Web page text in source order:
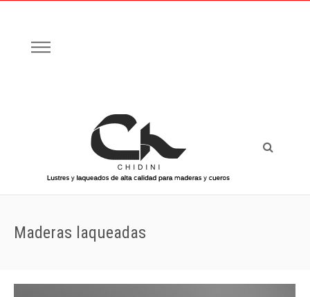
Maderas laqueadas